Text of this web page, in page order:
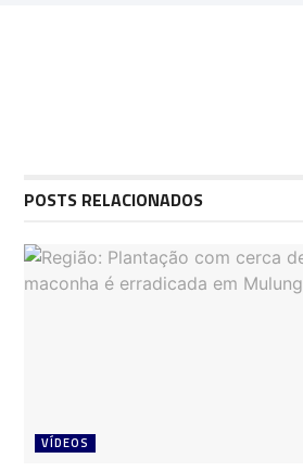
POSTS RELACIONADOS
VÍDEOS